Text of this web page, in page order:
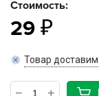
Стоимость:
29
Товар доставим